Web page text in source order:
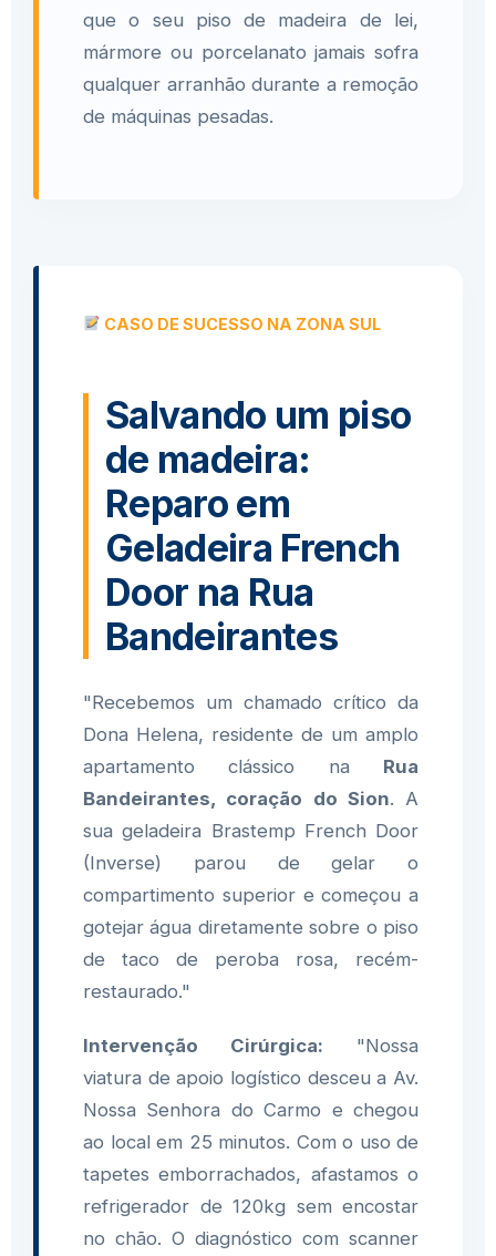
que o seu piso de madeira de lei,
mármore ou porcelanato jamais sofra
qualquer arranhão durante a remoção
de máquinas pesadas.
CASO DE SUCESSO NA ZONA SUL
Salvando um piso
de madeira:
Reparo em
Geladeira French
Door na Rua
Bandeirantes
"Recebemos um chamado crítico da
Dona Helena, residente de um amplo
apartamento clássico na Rua
Bandeirantes, coração do Sion. A
sua geladeira Brastemp French Door
(Inverse) parou de gelar o
compartimento superior e começou a
gotejar água diretamente sobre o piso
de taco de peroba rosa, recém-
restaurado."
Intervenção Cirúrgica: "Nossa
viatura de apoio logístico desceu a Av.
Nossa Senhora do Carmo e chegou
ao local em 25 minutos. Com o uso de
tapetes emborrachados, afastamos o
refrigerador de 120kg sem encostar
no chão. O diagnóstico com scanner